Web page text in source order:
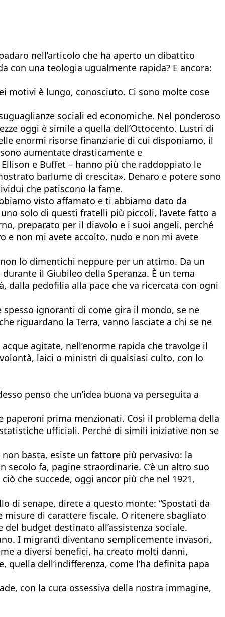
nell’articolo che ha aperto un dibattito
con una teologia ugualmente rapida? E ancora:
motivi è lungo, conosciuto. Ci sono molte cose
sociali ed economiche. Nel ponderoso
oggi è simile a quella dell’Ottocento. Lustri di
enormi risorse finanziarie di cui disponiamo, il
aumentate drasticamente e
e Buffet – hanno più che raddoppiato le
barlume di crescita». Denaro e potere sono
che patiscono la fame.
visto affamato e ti abbiamo dato da
solo di questi fratelli più piccoli, l’avete fatto a
preparato per il diavolo e i suoi angeli, perché
e non mi avete accolto, nudo e non mi avete
lo dimentichi neppure per un attimo. Da un
il Giubileo della Speranza. È un tema
dalla pedofilia alla pace che va ricercata con ogni
ignoranti di come gira il mondo, se ne
riguardano la Terra, vanno lasciate a chi se ne
agitate, nell’enorme rapida che travolge il
laici o ministri di qualsiasi culto, con lo
penso che un’idea buona va perseguita a
paperoni prima menzionati. Così il problema della
ufficiali. Perché di simili iniziative non se
basta, esiste un fattore più pervasivo: la
fa, pagine straordinarie. C’è un altro suo
che succede, oggi ancor più che nel 1921,
di senape, direte a questo monte: “Spostati da
misure di carattere fiscale. O ritenere sbagliato
budget destinato all’assistenza sociale.
I migranti diventano semplicemente invasori,
a diversi benefici, ha creato molti danni,
quella dell’indifferenza, come l’ha definita papa
con la cura ossessiva della nostra immagine,